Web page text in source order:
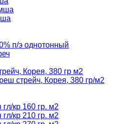
п/э однотонный
Корея, 380 гр м2
стрейч, Корея, 380 гр/м2
гл/кр 160 гр. м2
гл/кр 210 гр. м2